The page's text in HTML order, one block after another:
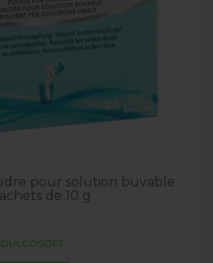
pour solution buvable
de 10 g
DULCOSOFT